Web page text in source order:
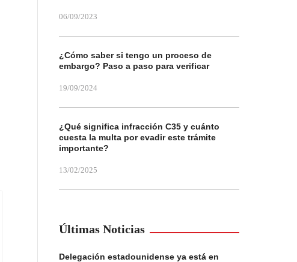
06/09/2023
¿Cómo saber si tengo un proceso de
embargo? Paso a paso para verificar
19/09/2024
¿Qué significa infracción C35 y cuánto
cuesta la multa por evadir este trámite
importante?
13/02/2025
Últimas Noticias
Delegación estadounidense ya está en